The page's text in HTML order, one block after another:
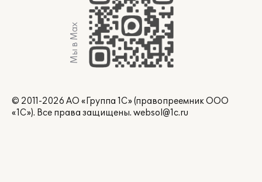
Мы в Max
© 2011-2026 АО «Группа 1С» (правопреемник ООО
«1С»). Все права защищены. websol@1c.ru